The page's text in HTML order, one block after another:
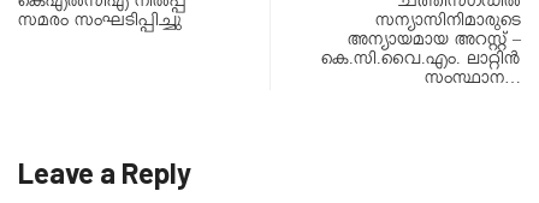
സമരം സംഘടിപ്പിച്ചു
സന്യാസിനിമാരുടെ
അന്യായമായ അറസ്റ്റ് –
കെ.സി.വൈ.എം. ലാറ്റിൻ
സംസ്ഥാന…
Leave a Reply